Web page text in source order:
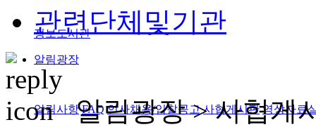
정보도서관
알림광장
알림사항 FAQ 인사채용/입찰공고 사협게시판 영상자료
관련단체및기관
알림광장 >사협게